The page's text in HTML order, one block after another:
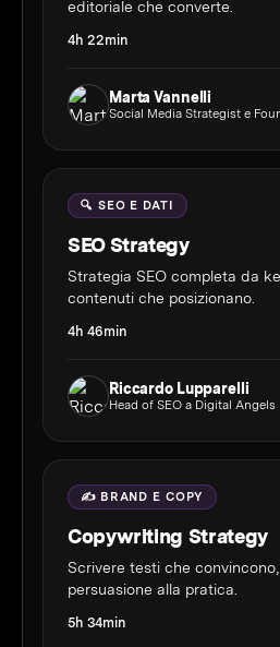
editoriale che converte.
4h 22min
Marta Vannelli
Social Media Strategist e
🔍 SEO E DATI
SEO Strategy
Strategia SEO completa da
contenuti che posizionano.
4h 46min
Riccardo Lupparelli
Head of SEO a Digital Angels
✍️ BRAND E COPY
Copywriting Strategy
Scrivere testi che
persuasione alla pratica.
5h 34min